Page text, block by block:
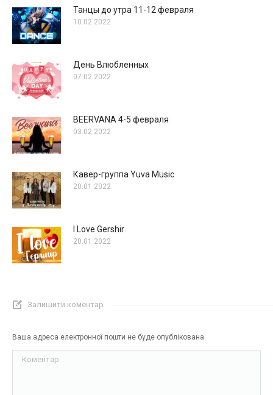
Танцы до утра 11-12 февраля
10.02.2022
День Влюбленных
07.02.2022
BEERVANA 4-5 февраля
03.02.2022
Кавер-группа Yuva Music
20.01.2022
I Love Gershir
20.01.2022
Залишити коментар
Ваша адреса електронної пошти не буде опублікована.
Коментар